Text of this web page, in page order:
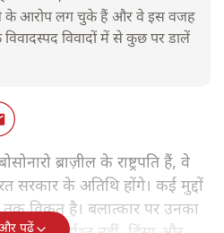
के आरोप लग चुके हैं और वे इस वजह
विवादों में से कुछ पर डालें
ब्राज़ील के राष्ट्रपति हैं, वे
सरकार के अतिथि होंगे। कई मुद्दों
विकृत है। बलात्कार पर उनका
पढ़ें